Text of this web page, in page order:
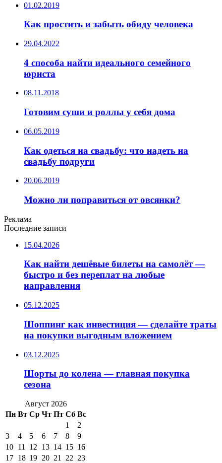
01.02.2019
Как простить и забыть обиду человека
29.04.2022
4 способа найти идеального семейного
юриста
08.11.2018
Готовим суши и роллы у себя дома
06.05.2019
Как одеться на свадьбу: что надеть на
свадьбу подруги
20.06.2019
Можно ли поправиться от овсянки?
Реклама
Последние записи
15.04.2026
Как найти дешёвые билеты на самолёт —
быстро и без переплат на любые
направления
05.12.2025
Шоппинг как инвестиция — сделайте траты
на покупки выгодным вложением
03.12.2025
Шорты до колена — главная покупка
сезона
Август 2026
Пн Вт Ср Чт Пт Сб Вс
1
2
3
4 5 6 7 8
9
10 11 12 13 14 15 16
17 18 19 20 21 22 23